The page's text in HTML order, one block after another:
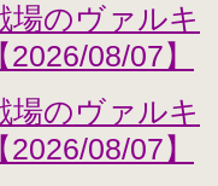
場のヴァルキ
08/07】
場のヴァルキ
08/07】